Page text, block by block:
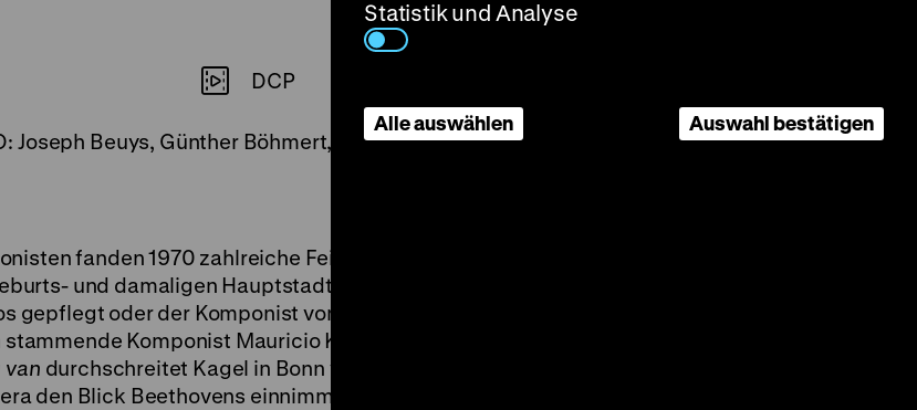
DCP
Beuys, Günther Böhmert, Carlos Feller, Werner Höfer, 91’
fanden 1970 zahlreiche Feierlichkeiten in
und damaligen Hauptstadt Bonn. Den
gepflegt oder der Komponist vom Sockel
Komponist Mauricio Kagel seinen
van durchschreitet Kagel in Bonn verschiedene
den Blick Beethovens einnimmt. Unter der
Statistik und Analyse
Alle auswählen Auswahl bestätigen